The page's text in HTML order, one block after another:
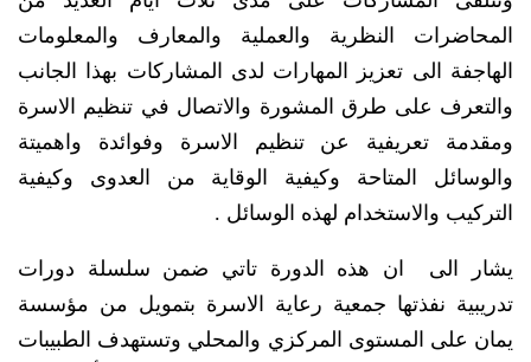
المحاضرات النظرية والعملية والمعارف والمعلومات
الهاجفة الى تعزيز المهارات لدى المشاركات بهذا الجانب
والتعرف على طرق المشورة والاتصال في تنظيم الاسرة
ومقدمة تعريفية عن تنظيم الاسرة وفوائدة واهميتة
والوسائل المتاحة وكيفية الوقاية من العدوى وكيفية
التركيب والاستخدام لهذه الوسائل .
يشار الى ان هذه الدورة تاتي ضمن سلسلة دورات
تدريبية نفذتها جمعية رعاية الاسرة بتمويل من مؤسسة
يمان على المستوى المركزي والمحلي وتستهدف الطبيبات